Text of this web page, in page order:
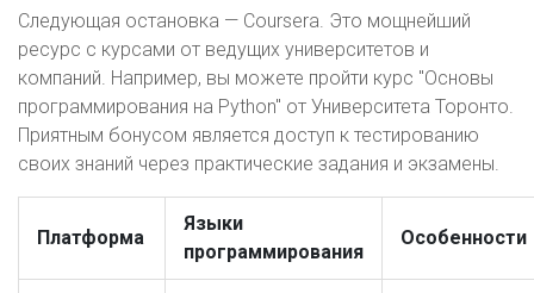
Следующая остановка — Coursera. Это мощнейший
ресурс с курсами от ведущих университетов и
компаний. Например, вы можете пройти курс "Основы
программирования на Python" от Университета Торонто.
Приятным бонусом является доступ к тестированию
своих знаний через практические задания и экзамены.
Платформа
Языки
программирования
Особенности